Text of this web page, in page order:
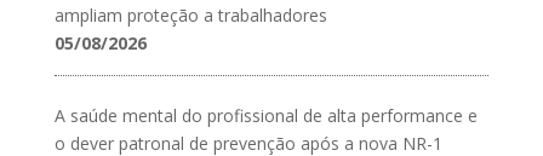
ampliam proteção a trabalhadores
05/08/2026
A saúde mental do profissional de alta performance e
o dever patronal de prevenção após a nova NR-1